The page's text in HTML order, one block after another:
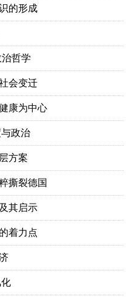
的形成
哲学
会变迁
康为中心
政治
方案
撕裂德国
其启示
着力点